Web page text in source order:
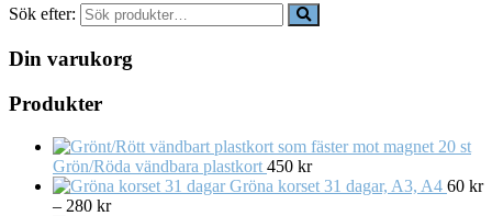
Sök efter:
Din varukorg
Produkter
20 st
Grön/Röda vändbara plastkort 450 kr
Gröna korset 31 dagar, A3, A4 60 kr
– 280 kr